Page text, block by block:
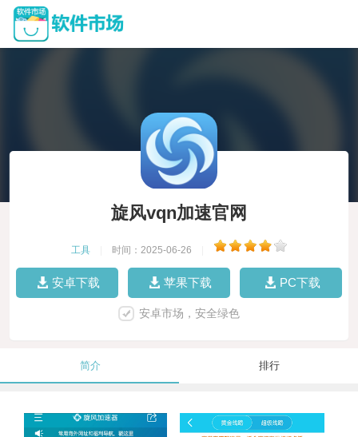
旋风vqn加速官网
工具 时间：2025-06-26
安卓下载 苹果下载 PC下载
安卓市场，安全绿色
简介 排行